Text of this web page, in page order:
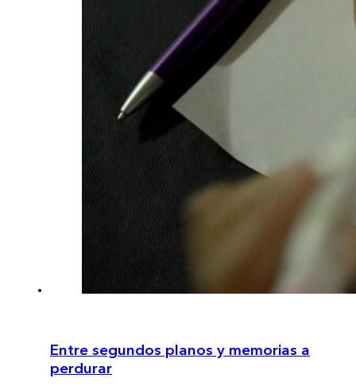
Entre segundos planos y memorias a
perdurar